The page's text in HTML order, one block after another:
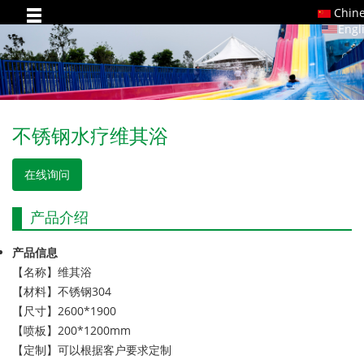
不锈钢水疗维其浴
在线询问
产品介绍
产品信息
【名称】维其浴
【材料】不锈钢304
【尺寸】2600*1900
【喷板】200*1200mm
【定制】可以根据客户要求定制